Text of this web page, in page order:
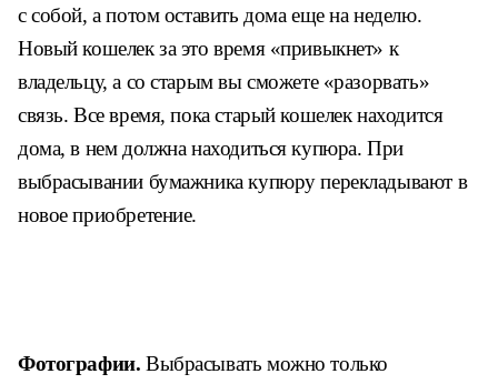
с собой, а потом оставить дома еще на неделю.
Новый кошелек за это время «привыкнет» к
владельцу, а со старым вы сможете «разорвать»
связь. Все время, пока старый кошелек находится
дома, в нем должна находиться купюра. При
выбрасывании бумажника купюру перекладывают в
новое приобретение.
Фотографии. Выбрасывать можно только